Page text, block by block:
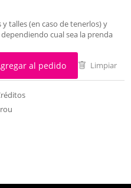
talles (en caso de tenerlos) y
cual sea la prenda
al pedido Limpiar